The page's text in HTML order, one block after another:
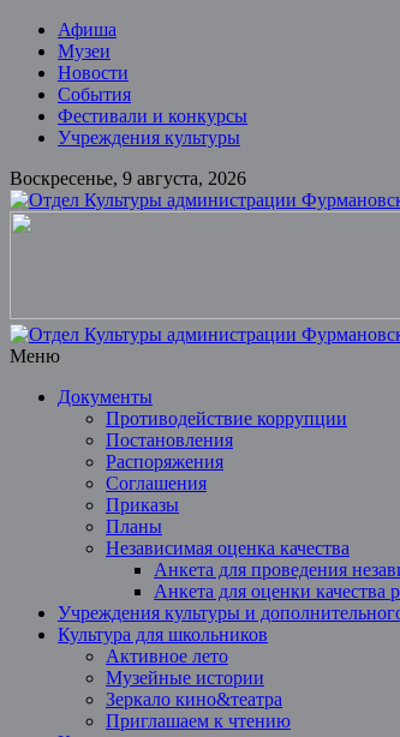
Skip
content
Афиша
Музеи
Новости
События
Фестивали и конкурсы
Учреждения культуры
Воскресенье, 9 августа, 2026
Фурмановского
муниципального
Муниципальное
учреждение
Меню
Документы
Противодействие коррупции
Постановления
Распоряжения
Соглашения
Приказы
Планы
Независимая оценка качества
Анкета для проведения
Анкета для оценки качества
Учреждения культуры и
Культура для школьников
Активное лето
Музейные истории
Зеркало кино&театра
Приглашаем к чтению